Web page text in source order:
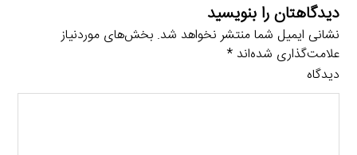
دیدگاهتان را بنویسید
نشانی ایمیل شما منتشر نخواهد شد. بخش‌های موردنیاز
علامت‌گذاری شده‌اند*
دیدگاه